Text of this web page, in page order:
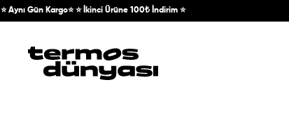
⭐ Aynı Gün Kargo⭐ ⭐ İkinci Ürüne 100₺ İndirim ⭐